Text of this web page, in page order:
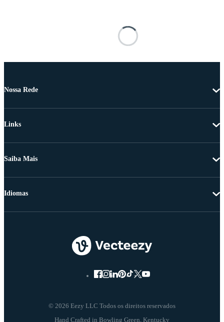
Nossa Rede
Links
Saiba Mais
© 2026 Eezy LLC Todos os direitos reservados
Idiomas